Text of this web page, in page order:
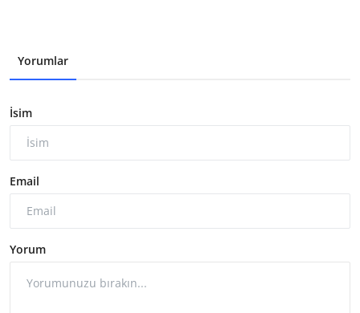
Yorumlar
İsim
Email
Yorum